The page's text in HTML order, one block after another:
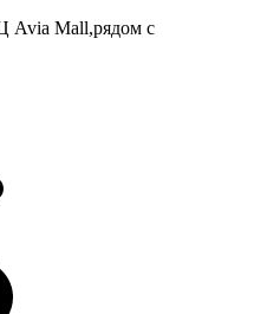
Avia Mall,рядом с